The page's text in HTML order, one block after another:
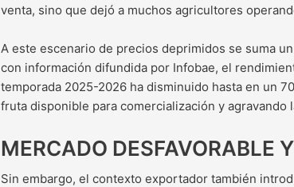
venta, sino que dejó a muchos agricultores
A este escenario de precios deprimidos se suma
con información difundida por Infobae, el
temporada 2025-2026 ha disminuido hasta en un
fruta disponible para comercialización y
MERCADO DESFAVORABLE
Sin embargo, el contexto exportador también